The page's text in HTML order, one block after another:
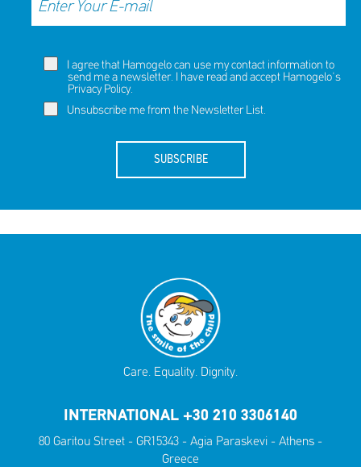
I agree that Hamogelo can use my contact information to
send me a newsletter. I have read and accept Hamogelo's
Privacy Policy.
Unsubscribe me from the Newsletter List.
SUBSCRIBE
Care. Equality. Dignity.
INTERNATIONAL +30 210 3306140
80 Garitou Street - GR15343 - Agia Paraskevi - Athens -
Greece